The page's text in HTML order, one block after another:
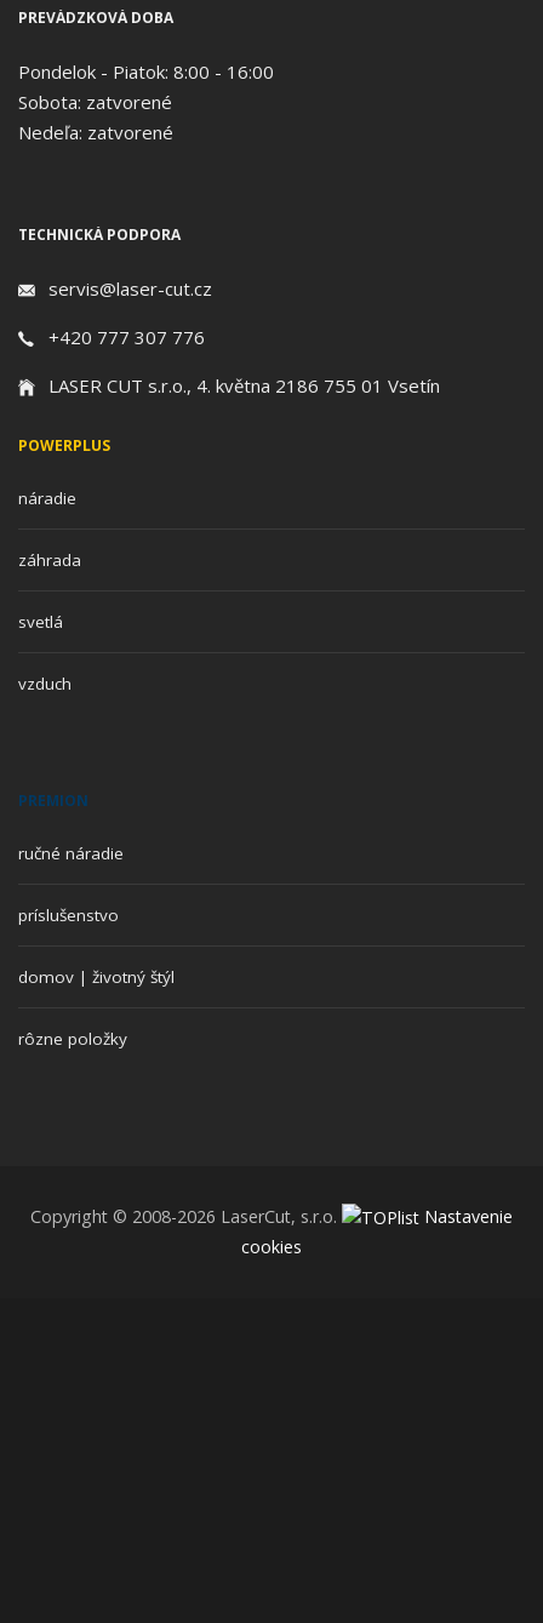
PREVÁDZKOVÁ DOBA
Pondelok - Piatok: 8:00 - 16:00
Sobota: zatvorené
Nedeľa: zatvorené
TECHNICKÁ PODPORA
servis@laser-cut.cz
+420 777 307 776
LASER CUT s.r.o., 4. května 2186 755 01 Vsetín
POWERPLUS
náradie
záhrada
svetlá
vzduch
PREMION
ručné náradie
príslušenstvo
domov | životný štýl
rôzne položky
Copyright © 2008-2026 LaserCut, s.r.o.
Nastavenie
cookies